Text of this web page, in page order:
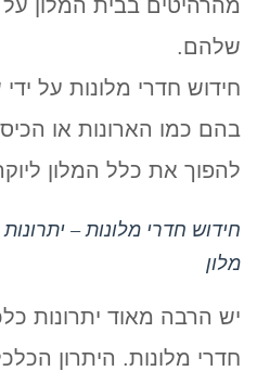
מהרהיטים בבית המלון על
שלהם.
חידוש חדרי מלונות על
בהם כמו הארונות או
להפוך את כלל המלון
חידוש חדרי מלונות –
מלון
יש הרבה מאוד יתרונות
חדרי מלונות. היתרון